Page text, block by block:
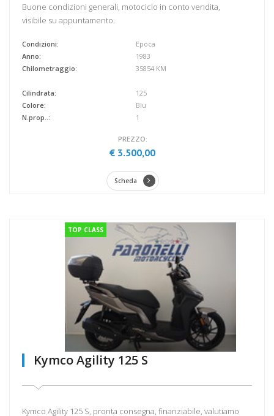
Buone condizioni generali, motociclo in conto vendita,
visibile su appuntamento.
Condizioni:
Anno:
Chilometraggio:
Epoca
1983
35854 KM
Cilindrata:
Colore:
N.prop..:
125
Blu
1
PREZZO:
€ 3.500,00
Scheda
TOP CLASS
Kymco Agility 125 S
Kymco Agility 125 S, pronta consegna, finanziabile, valutiamo